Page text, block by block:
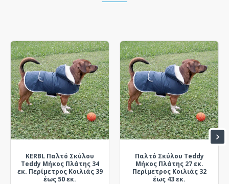
KERBL Παλτό Σκύλου
Teddy Μήκος Πλάτης 34
εκ. Περίμετρος Κοιλιάς 39
έως 50 εκ.
Παλτό Σκύλου Teddy
Μήκος Πλάτης 27 εκ.
Περίμετρος Κοιλιάς 32
έως 43 εκ.